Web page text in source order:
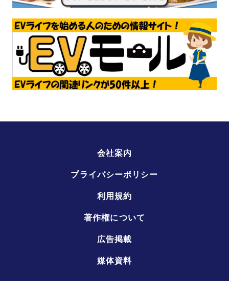
会社案内
プライバシーポリシー
利用規約
著作権について
広告掲載
媒体資料